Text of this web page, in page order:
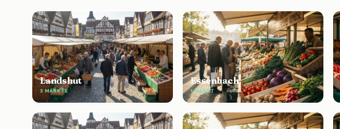
Landshut
3 MÄRKTE
Essenbach
1 MARKT